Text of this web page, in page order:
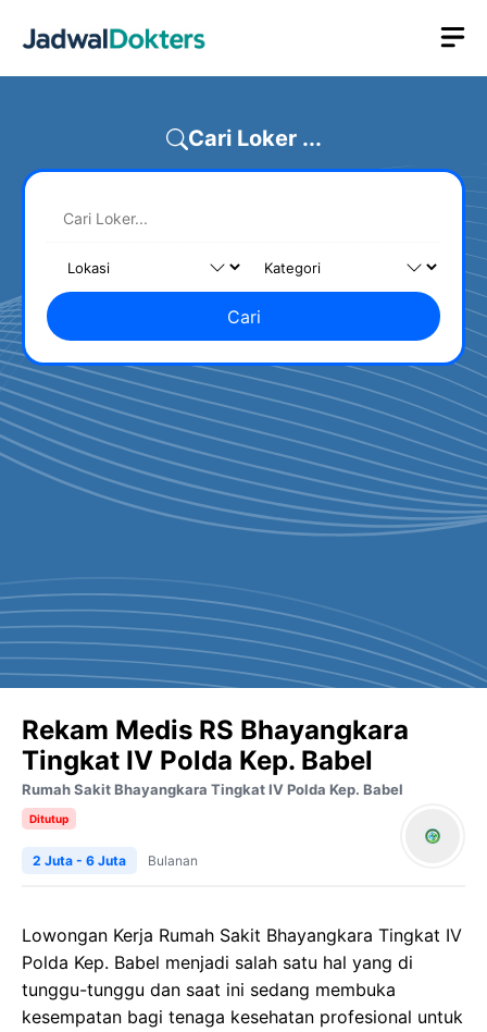
Cari Loker ...
Cari
‎Rekam Medis RS Bhayangkara
Tingkat IV Polda Kep. Babel
Rumah Sakit Bhayangkara Tingkat IV Polda Kep. Babel
Ditutup
2 Juta - 6 Juta Bulanan
Lowongan Kerja Rumah Sakit Bhayangkara Tingkat IV
Polda Kep. Babel menjadi salah satu hal yang di
tunggu-tunggu dan saat ini sedang membuka
kesempatan bagi tenaga kesehatan profesional untuk